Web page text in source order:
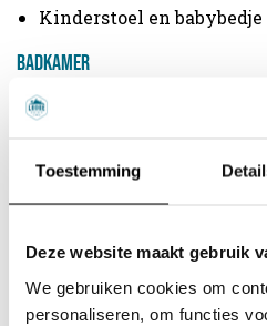
Toestemming
Deze website maakt gebruik
We gebruiken cookies om
personaliseren, om functies
Kinderstoel en babybedje
Badkamer
Douche, wastafel en toilet
Afvalbakje en
Optioneel:
Buiten
Overdekt terras met zit-